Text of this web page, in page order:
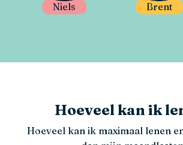
Niels Brent
Hoeveel kan ik
Hoeveel kan ik maximaal lenen